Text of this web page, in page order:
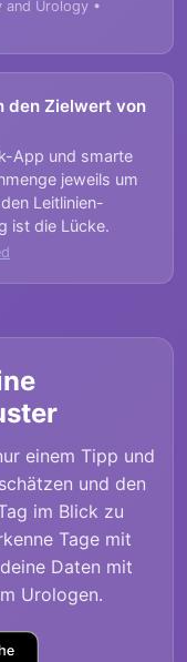
and Urology •
den Zielwert von
App und smarte
jeweils um
Leitlinien-
ist die Lücke.
einem Tipp und
und den
im Blick zu
Tage mit
Daten mit
Urologen.